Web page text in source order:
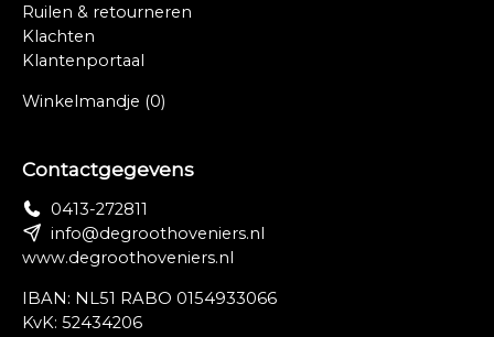
Ruilen & retourneren
Klachten
Klantenportaal
Winkelmandje (0)
Contactgegevens
0413-272811
info@degroothoveniers.nl
www.degroothoveniers.nl
IBAN: NL51 RABO 0154933066
KvK: 52434206